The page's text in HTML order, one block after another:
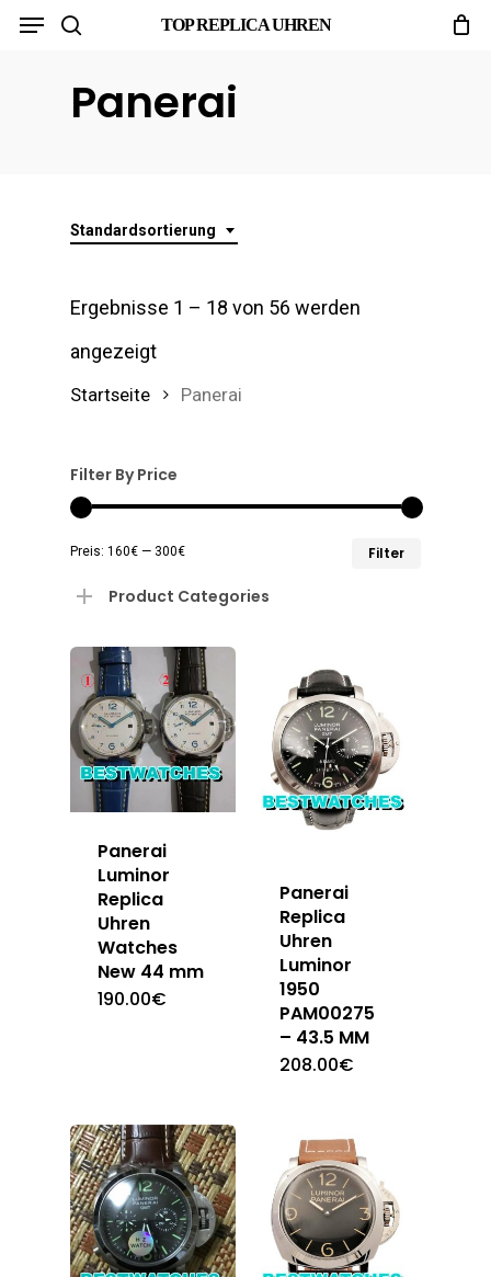
Skip
TOP REPLICA UHREN
Menu
Panerai
Standardsortierung
Ergebnisse 1 – 18 von 56 werden
angezeigt
Startseite Panerai
Filter By Price
Filter
Preis: 160€ — 300€
Product Categories
Panerai
Luminor
Replica
Uhren
Watches
New 44 mm
190.00€
Panerai
Replica
Uhren
Luminor
1950
PAM00275
– 43.5 MM
208.00€